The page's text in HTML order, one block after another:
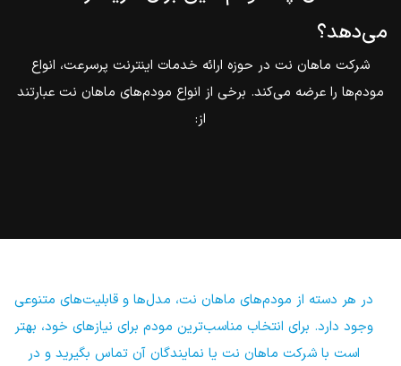
می‌دهد؟
شرکت ماهان نت در حوزه ارائه خدمات اینترنت پرسرعت، انواع
مودم‌ها را عرضه می‌کند. برخی از انواع مودم‌های ماهان نت عبارتند
از:
در هر دسته از مودم‌های ماهان نت، مدل‌ها و قابلیت‌های متنوعی
وجود دارد. برای انتخاب مناسب‌ترین مودم برای نیازهای خود، بهتر
است با شرکت ماهان نت یا نمایندگان آن تماس بگیرید و در